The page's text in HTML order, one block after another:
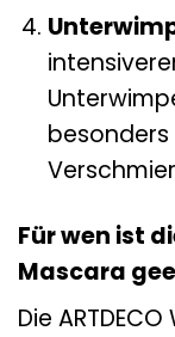
Für wen ist
Mascara
Die